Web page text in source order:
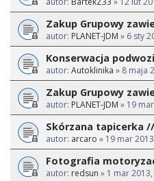
Zakup Grupowy
autor: PLANET-JDM » 6 sty
Konserwacja
autor: Autoklinika » 8 maja
Zakup Grupowy
autor: PLANET-JDM » 19
Skórzana tapicerka //
autor: arcaro » 19 mar
Fotografia
autor: redsun » 1 mar